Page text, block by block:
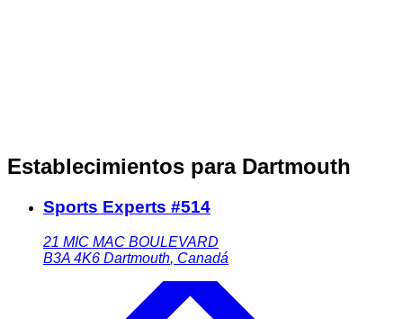
Establecimientos para Dartmouth
Sports Experts #514
21 MIC MAC BOULEVARD
B3A 4K6 Dartmouth, Canadá